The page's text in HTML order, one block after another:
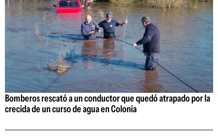
Bomberos rescató a un conductor que quedó atrapado por la
crecida de un curso de agua en Colonia